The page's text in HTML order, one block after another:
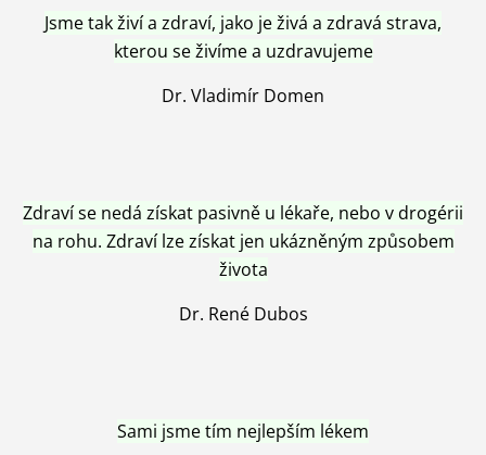
Jsme tak živí a zdraví, jako je živá a zdravá strava,
kterou se živíme a uzdravujeme
Dr. Vladimír Domen
Zdraví se nedá získat pasivně u lékaře, nebo v drogérii
na rohu. Zdraví lze získat jen ukázněným způsobem
života
Dr. René Dubos
Sami jsme tím nejlepším lékem